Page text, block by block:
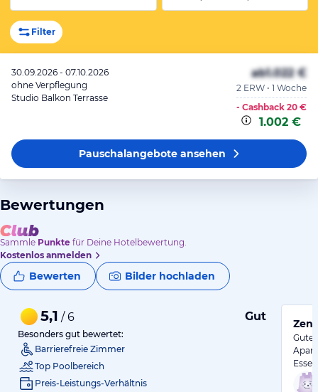
Filter
30.09.2026 - 07.10.2026
ohne Verpflegung
Studio Balkon Terrasse
ab1.022 €
2 ERW • 1 Woche
- Cashback 20 €
1.002 €
Pauschalangeboteansehen
Bewertungen
Sammle Punkte für Deine Hotelbewertung.
Kostenlos anmelden
Bewerten Bilder hochladen
5,1 / 6 Gut
Besonders gut bewertet:
Barrierefreie Zimmer
Top Poolbereich
Preis-Leistungs-Verhältnis